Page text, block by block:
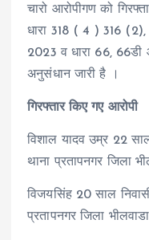
चारो आरोपीगण को
धारा 318 ( 4 ) 316 (2),
2023 व धारा 66, 66डी
अनुसंधान जारी है ।
गिरफ्तार किए गए आरोपी
विशाल यादव उम्र 22
थाना प्रतापनगर जिला
विजयसिंह 20 साल
प्रतापनगर जिला भीलवाडा